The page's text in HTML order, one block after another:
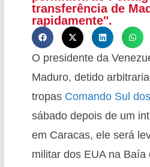
transferência de
rapidamente".
O presidente da
Maduro, detido
tropas Comando Sul
sábado depois de um
em Caracas, ele será
militar dos EUA na Baía